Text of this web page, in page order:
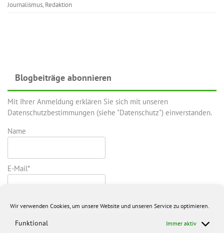
Wir verwenden Cookies, um unsere Website und unseren Service zu optimieren.
Funktional Immer aktiv
Journalismus, Redaktion
Blogbeiträge abonnieren
Mit Ihrer Anmeldung erklären Sie sich mit unseren
Datenschutzbestimmungen (siehe "Datenschutz") einverstanden.
Name
E-Mail*